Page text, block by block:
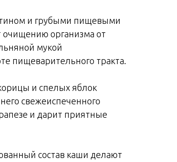
и грубыми пищевыми
очищению организма от
мукой
пищеварительного тракта.
и спелых яблок
свежеиспеченного
и дарит приятные
состав каши делают